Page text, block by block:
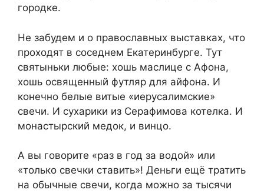
городке.
Не забудем и о православных выставках, что
проходят в соседнем Екатеринбурге. Тут
святыньки любые: хошь маслице с Афона,
хошь освященный футляр для айфона. И
конечно белые витые «иерусалимские»
свечи. И сухарики из Серафимова котелка. И
монастырский медок, и винцо.
А вы говорите «раз в год за водой» или
«только свечки ставить»! Деньги ещё тратить
на обычные свечи, когда можно за тысячи